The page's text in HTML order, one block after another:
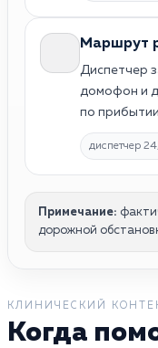
Маршрут
Диспетчер
домофон и
по
диспетчер
Примечание:
дорожной
КЛИНИЧЕСКИЙ
Когда